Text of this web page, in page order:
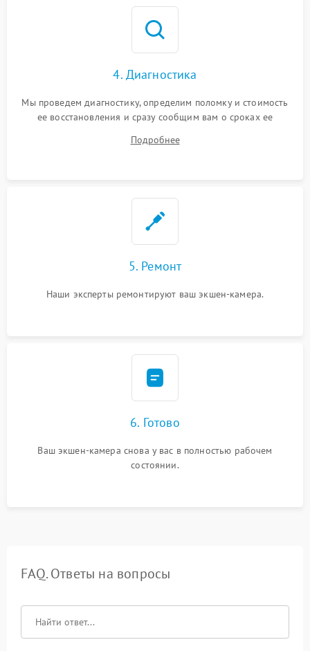
4. Диагностика
Мы проведем диагностику, определим поломку и стоимость
ее восстановления и сразу сообщим вам о сроках ее
Подробнее
5. Ремонт
Наши эксперты ремонтируют ваш экшен-камера.
6. Готово
Ваш экшен-камера снова у вас в полностью рабочем
состоянии.
FAQ. Ответы на вопросы